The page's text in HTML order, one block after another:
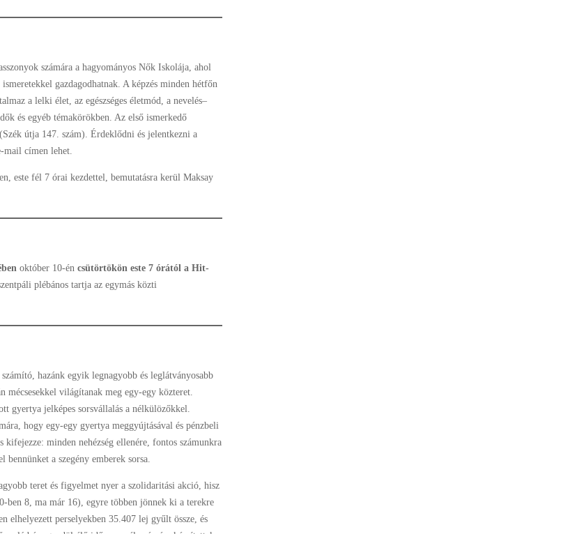
számára a hagyományos Nők Iskolája, ahol
gazdagodhatnak. A képzés minden hétfőn
a lelki élet, az egészséges életmód, a nevelés–
és egyéb témakörökben. Az első ismerkedő
útja 147. szám). Érdeklődni és jelentkezni a
mail címen lehet.
este fél 7 órai kezdettel, bemutatásra kerül Maksay
október 10-én csütörtökön este 7 órától a Hit-
plébános tartja az egymás közti
hazánk egyik legnagyobb és leglátványosabb
mécsesekkel világítanak meg egy-egy közteret.
gyertya jelképes sorsvállalás a nélkülözőkkel.
hogy egy-egy gyertya meggyújtásával és pénzbeli
kifejezze: minden nehézség ellenére, fontos számunkra
bennünket a szegény emberek sorsa.
teret és figyelmet nyer a szolidaritási akció, hisz
ben 8, ma már 16), egyre többen jönnek ki a terekre
elhelyezett perselyekben 35.407 lej gyűlt össze, és